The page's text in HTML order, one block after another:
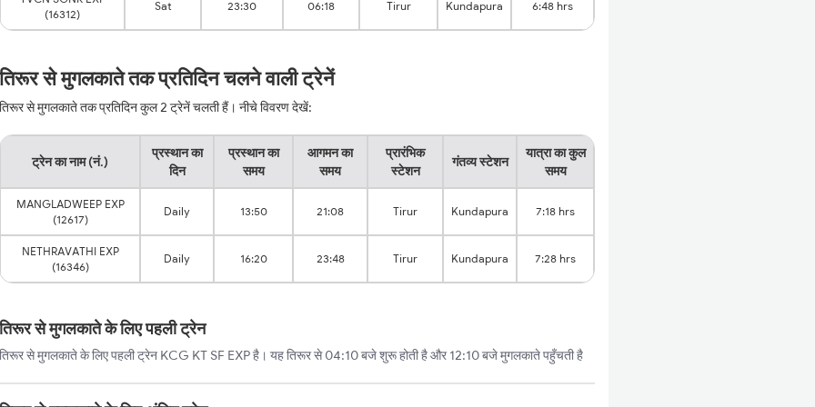
(16312)
Sat 23:30 06:18 Tirur Kundapura 6:48 hrs
तिरूर से मुगलकाते तक प्रतिदिन चलने वाली ट्रेनें
तिरूर से मुगलकाते तक प्रतिदिन कुल 2 ट्रेनें चलती हैं। नीचे विवरण देखें:
ट्रेन का नाम (नं.)
प्रस्थान का
दिन
प्रस्थान का
समय
आगमन का
समय
प्रारंभिक
स्टेशन
गंतव्य स्टेशन
यात्रा का कुल
समय
MANGLADWEEP EXP
(12617)
Daily 13:50 21:08 Tirur Kundapura 7:18 hrs
NETHRAVATHI EXP
(16346)
Daily 16:20 23:48 Tirur Kundapura 7:28 hrs
तिरूर से मुगलकाते के लिए पहली ट्रेन
तिरूर से मुगलकाते के लिए पहली ट्रेन KCG KT SF EXP है। यह तिरूर से 04:10 बजे शुरू होती है और 12:10 बजे मुगलकाते पहुँचती है